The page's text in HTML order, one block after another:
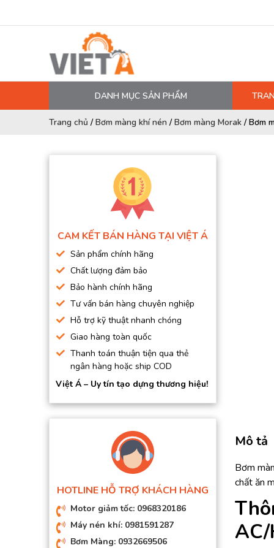
DANH MỤC SẢN PHẨM
MÁY NÉN KHÍ
DẦU MÁY NÉN KHÍ
DÂY HƠI, ỐNG HƠI
BƠM MÀNG KHÍ NÉN
BƠM HÚT CHÂN KHÔNG
BƠM ĐỊNH LƯỢNG
MOTOR, HỘP GIẢM TỐC
MÁY TẠO KHÍ NITO
Trang chủ /Bơm màng khí nén /Bơm màng Morak /Bơm
CAM KẾT BÁN HÀNG TẠI VIỆT Á
Sản phẩm chính hãng
Chất lượng đảm bảo
Bảo hành chính hãng
Tư vấn bán hàng chuyên nghiệp
Hỗ trợ kỹ thuật nhanh chóng
Giao hàng toàn quốc
Thanh toán thuận tiện qua thẻ
ngân hàng hoặc ship COD
Việt Á – Uy tín tạo dựng thương hiệu!
HOTLINE HỖ TRỢ KHÁCH HÀNG
Motor giảm tốc: 0968320186
Máy nén khí: 0981591287
Bơm Màng: 0932669506
Mô tả
Bơm
chất ăn